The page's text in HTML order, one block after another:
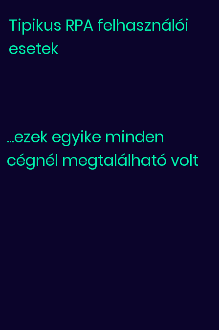
Tipikus RPA felhasználói
esetek
...ezek egyike minden
cégnél megtalálható volt